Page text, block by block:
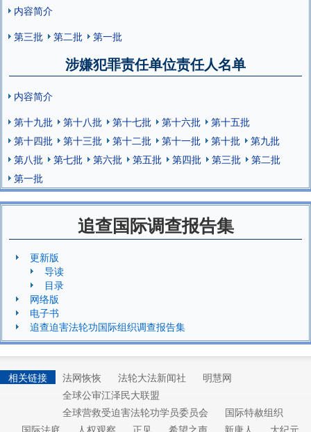
内容简介
第三批
第二批 第一批
涉嫌犯罪责任单位责任人名单
内容简介
第十九批
第十八批 第十七批 第十六批
第十五批
第十四批
第十三批 第十二批 第十一批 第十批
第九批
第八批
第七批 第六批 第五批 第四批 第三批
第二批
第一批
追查国际调查报告集
更新版
导读
目录
网络版
电子书
追查迫害法轮功国际组织调查报告集
相关链接 法网恢恢 法轮大法新闻社
明慧网
全球公审江泽民大联盟
全球营救受迫害法轮功学员委员会
国际特赦组织
国际法庭
人权观察 正见 希望之声 新唐人 大纪元